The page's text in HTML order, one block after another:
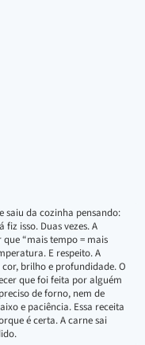
saiu da cozinha pensando:
isso. Duas vezes. A
“mais tempo = mais
E respeito. A
brilho e profundidade. O
que foi feita por alguém
de forno, nem de
e paciência. Essa receita
é certa. A carne sai